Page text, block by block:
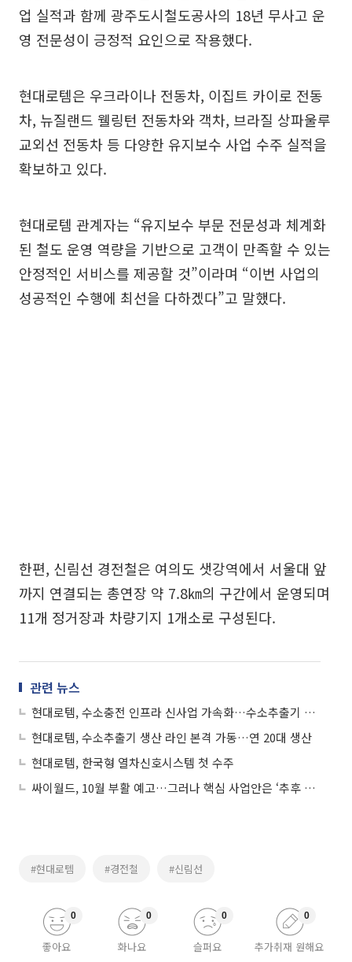
업 실적과 함께 광주도시철도공사의 18년 무사고 운
영 전문성이 긍정적 요인으로 작용했다.
현대로템은 우크라이나 전동차, 이집트 카이로 전동
차, 뉴질랜드 웰링턴 전동차와 객차, 브라질 상파울루
교외선 전동차 등 다양한 유지보수 사업 수주 실적을
확보하고 있다.
현대로템 관계자는 “유지보수 부문 전문성과 체계화
된 철도 운영 역량을 기반으로 고객이 만족할 수 있는
안정적인 서비스를 제공할 것”이라며 “이번 사업의
성공적인 수행에 최선을 다하겠다”고 말했다.
한편, 신림선 경전철은 여의도 샛강역에서 서울대 앞
까지 연결되는 총연장 약 7.8㎞의 구간에서 운영되며
11개 정거장과 차량기지 1개소로 구성된다.
관련 뉴스
현대로템, 수소충전 인프라 신사업 가속화…수소추출기 국산화율 80%
현대로템, 수소추출기 생산 라인 본격 가동…연 20대 생산
현대로템, 한국형 열차신호시스템 첫 수주
싸이월드, 10월 부활 예고…그러나 핵심 사업안은 ‘추후 공개’
#현대로템 #경전철 #신림선
좋아요
0
화나요
0
슬퍼요
0
추가취재 원해요
0